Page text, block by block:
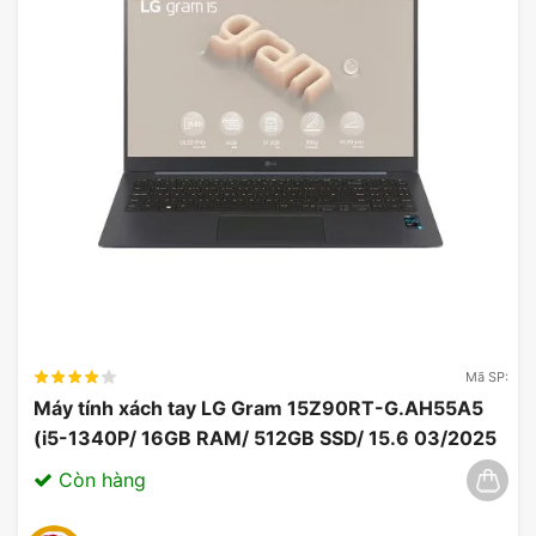
Tầm quan trọng của việc không
Mã SP:
Máy tính xách tay LG Gram 15Z90RT-G.AH55A5
(i5-1340P/ 16GB RAM/ 512GB SSD/ 15.6 03/2025
Còn hàng